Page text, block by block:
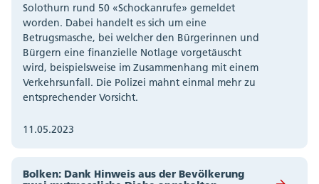
Solothurn rund 50 «Schockanrufe» gemeldet
worden. Dabei handelt es sich um eine
Betrugsmasche, bei welcher den Bürgerinnen und
Bürgern eine finanzielle Notlage vorgetäuscht
wird, beispielsweise im Zusammenhang mit einem
Verkehrsunfall. Die Polizei mahnt einmal mehr zu
entsprechender Vorsicht.
11.05.2023
Bolken: Dank Hinweis aus der Bevölkerung